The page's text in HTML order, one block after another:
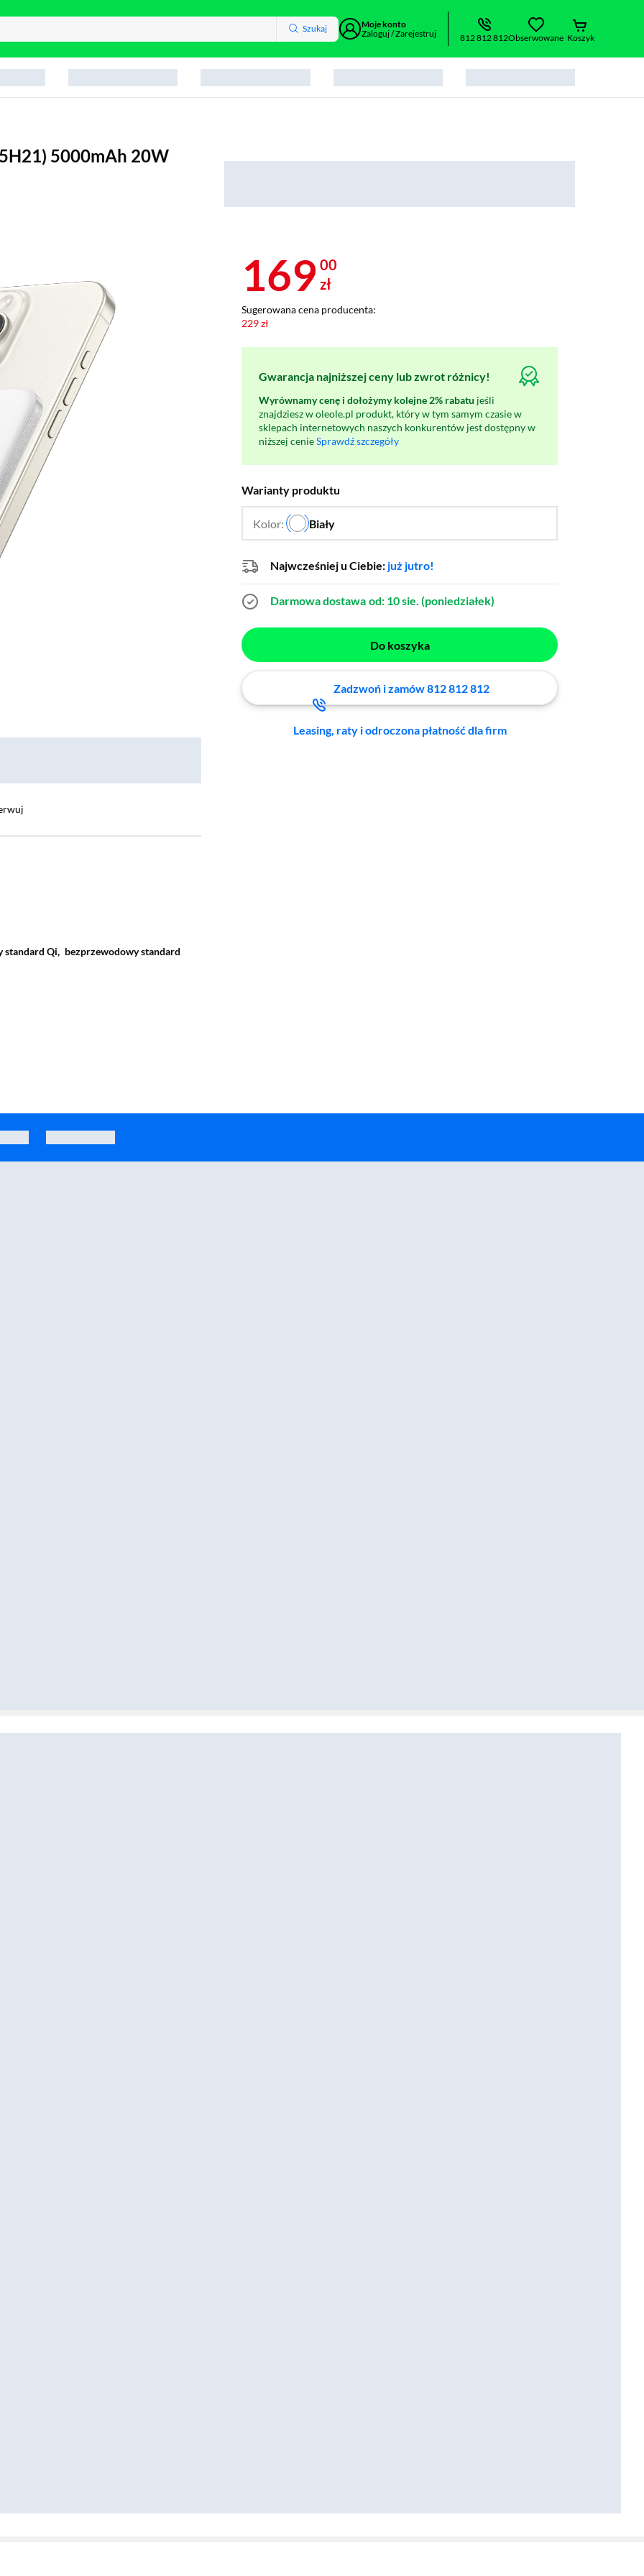
Szukaj
Moje konto
Zaloguj / Zarejestruj
812 812 812Obserwowane Koszyk
5000mAh 20W
169 00
zł
Sugerowana cena producenta:
229 zł
Gwarancja najniższej ceny lub zwrot różnicy!
Wyrównamy cenę i dołożymy kolejne 2% rabatu jeśli
znajdziesz w oleole.pl produkt, który w tym samym czasie w
sklepach internetowych naszych konkurentów jest dostępny w
niższej cenieSprawdź szczegóły
Warianty produktu
Kolor: Biały
…
Najwcześniej u Ciebie: już jutro!
Darmowa dostawa od: 10 sie. (poniedziałek)
Do koszyka
Zadzwoń i zamów 812 812 812
Leasing, raty i odroczona płatność dla firm
standard Qi, bezprzewodowy standard